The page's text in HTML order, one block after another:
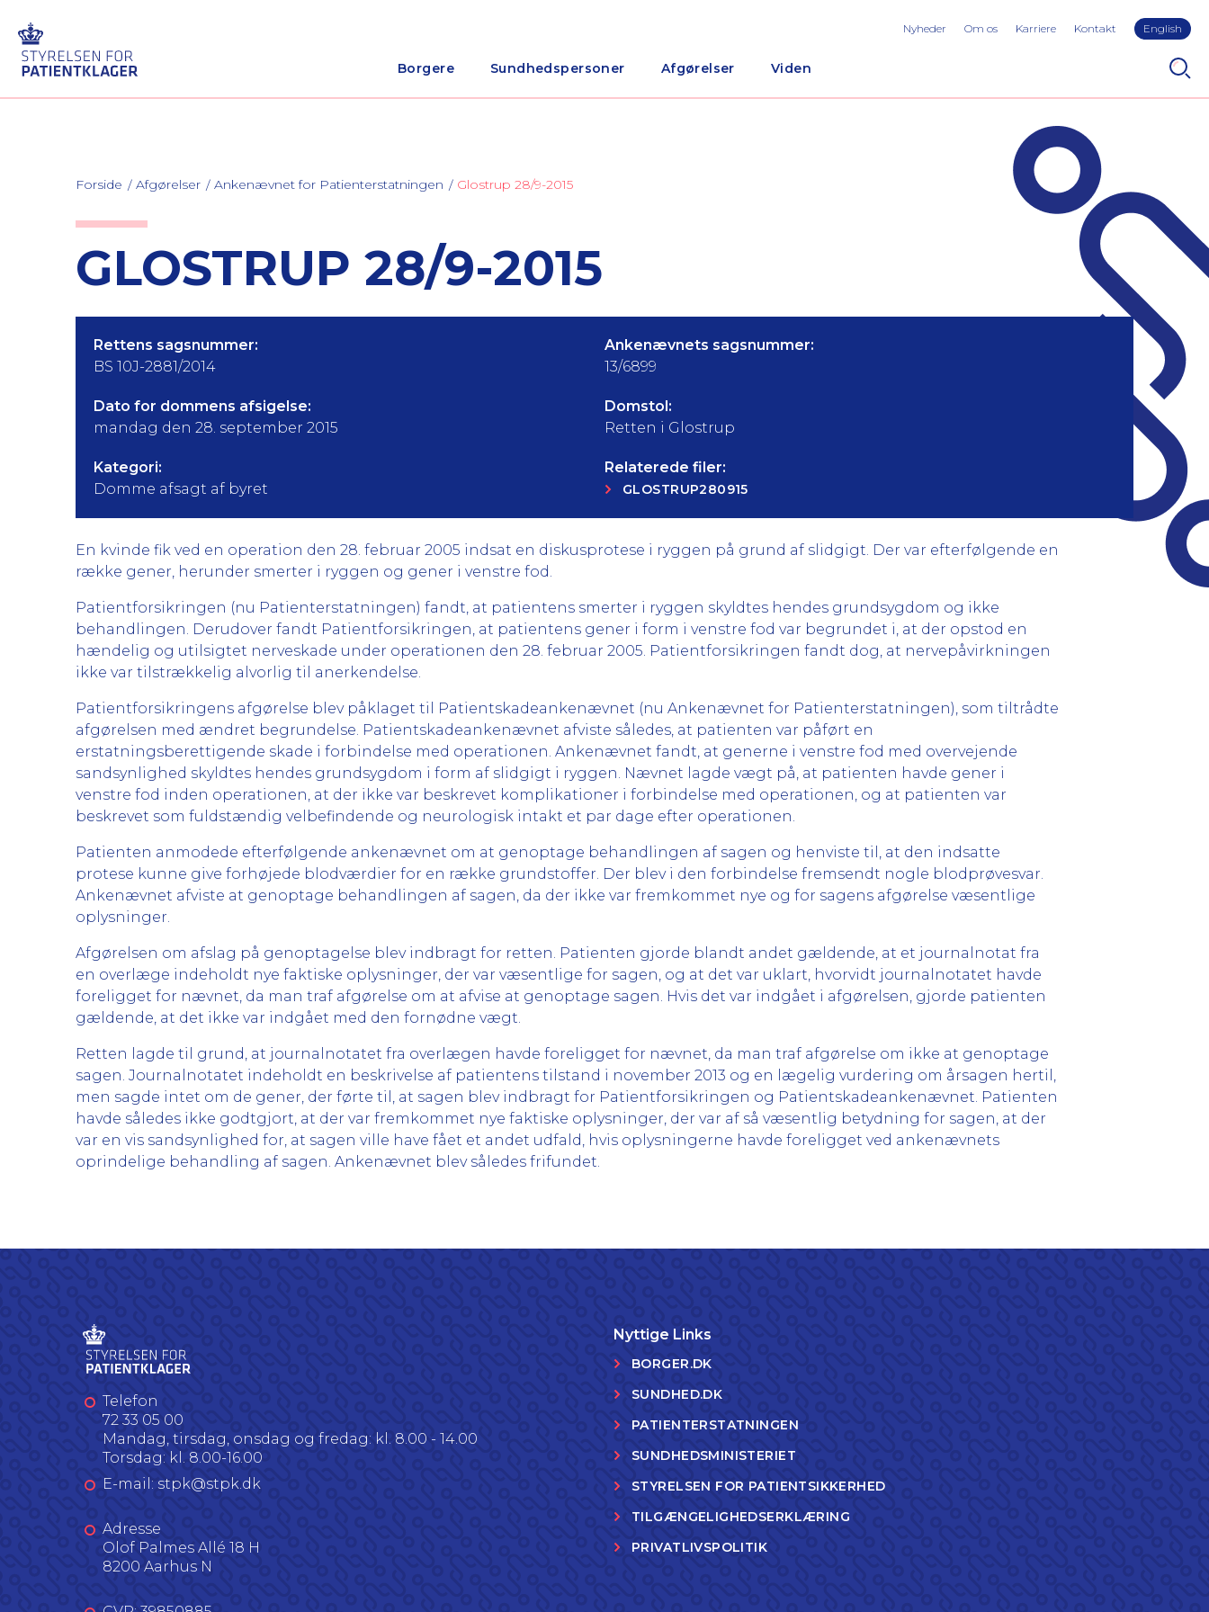
Borgere Sundhedspersoner Afgørelser Viden
Nyheder Om os Karriere Kontakt English
Forside Afgørelser Ankenævnet for Patienterstatningen Glostrup 28/9-2015
GLOSTRUP 28/9-2015
Rettens sagsnummer:
BS 10J-2881/2014
Ankenævnets sagsnummer:
13/6899
Dato for dommens afsigelse:
mandag den 28. september 2015
Domstol:
Retten i Glostrup
Kategori:
Domme afsagt af byret
Relaterede filer:
GLOSTRUP280915
En kvinde fik ved en operation den 28. februar 2005 indsat en diskusprotese i ryggen på grund af slidgigt. Der var efterfølgende en
række gener, herunder smerter i ryggen og gener i venstre fod.
Patientforsikringen (nu Patienterstatningen) fandt, at patientens smerter i ryggen skyldtes hendes grundsygdom og ikke
behandlingen. Derudover fandt Patientforsikringen, at patientens gener i form i venstre fod var begrundet i, at der opstod en
hændelig og utilsigtet nerveskade under operationen den 28. februar 2005. Patientforsikringen fandt dog, at nervepåvirkningen
ikke var tilstrækkelig alvorlig til anerkendelse.
Patientforsikringens afgørelse blev påklaget til Patientskadeankenævnet (nu Ankenævnet for Patienterstatningen), som tiltrådte
afgørelsen med ændret begrundelse. Patientskadeankenævnet afviste således, at patienten var påført en
erstatningsberettigende skade i forbindelse med operationen. Ankenævnet fandt, at generne i venstre fod med overvejende
sandsynlighed skyldtes hendes grundsygdom i form af slidgigt i ryggen. Nævnet lagde vægt på, at patienten havde gener i
venstre fod inden operationen, at der ikke var beskrevet komplikationer i forbindelse med operationen, og at patienten var
beskrevet som fuldstændig velbefindende og neurologisk intakt et par dage efter operationen.
Patienten anmodede efterfølgende ankenævnet om at genoptage behandlingen af sagen og henviste til, at den indsatte
protese kunne give forhøjede blodværdier for en række grundstoffer. Der blev i den forbindelse fremsendt nogle blodprøvesvar.
Ankenævnet afviste at genoptage behandlingen af sagen, da der ikke var fremkommet nye og for sagens afgørelse væsentlige
oplysninger.
Afgørelsen om afslag på genoptagelse blev indbragt for retten. Patienten gjorde blandt andet gældende, at et journalnotat fra
en overlæge indeholdt nye faktiske oplysninger, der var væsentlige for sagen, og at det var uklart, hvorvidt journalnotatet havde
foreligget for nævnet, da man traf afgørelse om at afvise at genoptage sagen. Hvis det var indgået i afgørelsen, gjorde patienten
gældende, at det ikke var indgået med den fornødne vægt.
Retten lagde til grund, at journalnotatet fra overlægen havde foreligget for nævnet, da man traf afgørelse om ikke at genoptage
sagen. Journalnotatet indeholdt en beskrivelse af patientens tilstand i november 2013 og en lægelig vurdering om årsagen hertil,
men sagde intet om de gener, der førte til, at sagen blev indbragt for Patientforsikringen og Patientskadeankenævnet. Patienten
havde således ikke godtgjort, at der var fremkommet nye faktiske oplysninger, der var af så væsentlig betydning for sagen, at der
var en vis sandsynlighed for, at sagen ville have fået et andet udfald, hvis oplysningerne havde foreligget ved ankenævnets
oprindelige behandling af sagen. Ankenævnet blev således frifundet.
Telefon
72 33 05 00
Mandag, tirsdag, onsdag og fredag: kl. 8.00 - 14.00
Torsdag: kl. 8.00-16.00
E-mail: stpk@stpk.dk
Adresse
Olof Palmes Allé 18 H
8200 Aarhus N
Nyttige Links
BORGER.DK
SUNDHED.DK
PATIENTERSTATNINGEN
SUNDHEDSMINISTERIET
STYRELSEN FOR PATIENTSIKKERHED
TILGÆNGELIGHEDSERKLÆRING
PRIVATLIVSPOLITIK